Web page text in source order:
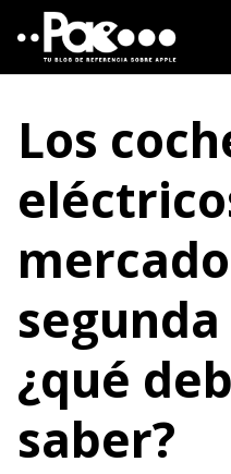
Saltar
contenido
Los
¿qué
saber?